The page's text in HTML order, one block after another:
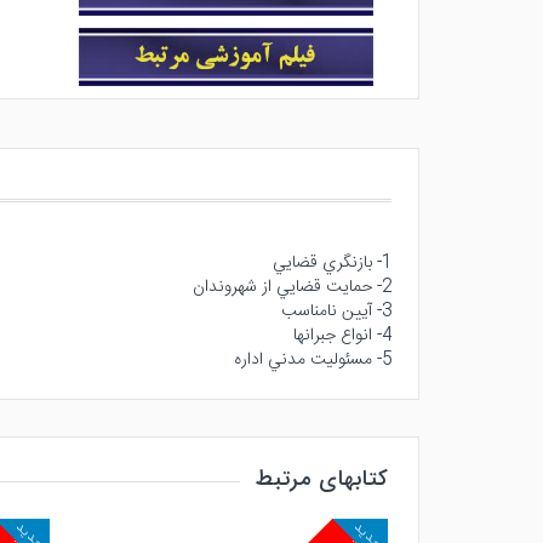
1- بازنگري قضايي
2- حمايت قضايي از شهروندان
3- آيين نامناسب
4- انواع جبرانها
5- مسئوليت مدني اداره
کتابهای مرتبط